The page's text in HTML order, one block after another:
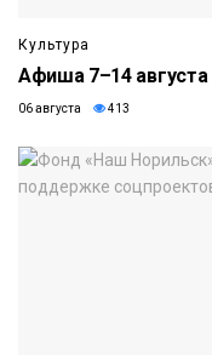
Культура
Афиша 7–14 августа
06 августа 413